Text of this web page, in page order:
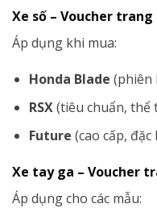
Xe số – Voucher
Áp dụng khi mua:
Honda Blade (phiên
RSX(tiêu chuẩn, thể
Future (cao cấp, đặc
Xe tay ga – Voucher
Áp dụng cho các mẫu: